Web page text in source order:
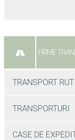
FIRME
TRANSPORT
TRANSPORTURI
CASE DE